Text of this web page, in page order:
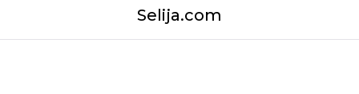
Selija.com